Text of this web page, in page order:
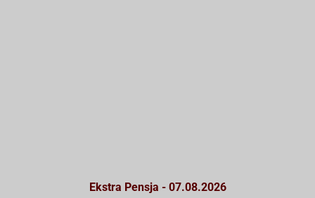
Ekstra Pensja - 07.08.2026